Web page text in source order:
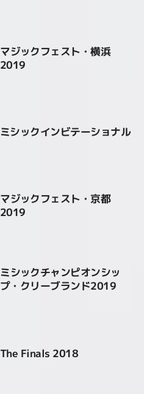
マジックフェスト・横浜
2019
ミシックインビテーショナル
マジックフェスト・京都
2019
ミシックチャンピオンシッ
プ・クリーブランド2019
The Finals 2018